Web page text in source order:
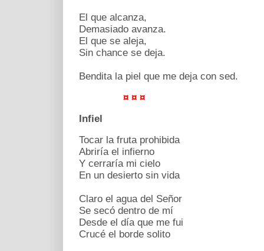
El que alcanza,
Demasiado avanza.
El que se aleja,
Sin chance se deja.
Bendita la piel que me deja con sed.
¤ ¤ ¤
Infiel
Tocar la fruta prohibida
Abriría el infierno
Y cerraría mi cielo
En un desierto sin vida
Claro el agua del Señor
Se secó dentro de mí
Desde el día que me fui
Crucé el borde solito